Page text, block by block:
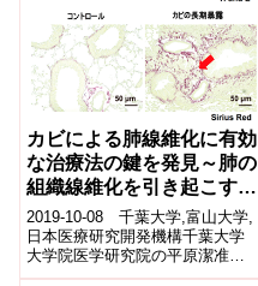
カビによる肺線維化に有効
な治療法の鍵を発見～肺の
組織線維化を引き起こす新
たな細胞集団を同定～
2019-10-08 千葉大学,富山大学,
日本医療研究開発機構千葉大学
大学院医学研究院の平原潔准教
授、中山俊憲教授らの研究グル